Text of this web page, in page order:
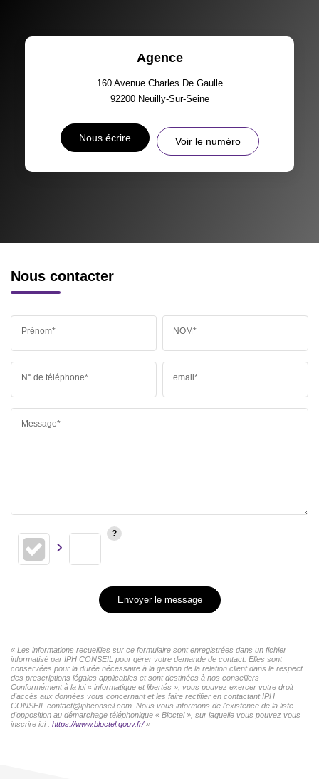
PART DES MÉNAGES SANS
VOITURE
RÉSULTATS DES LYCÉES ECOLES ET CRÈCHES
Agence
160 Avenue Charles De Gaulle
92200 Neuilly-Sur-Seine
Nous écrire Voir le numéro
Nous contacter
Prénom* NOM*
N° de téléphone* email*
Message*
Envoyer le message
« Les informations recueillies sur ce formulaire sont enregistrées dans un fichier
informatisé par IPH CONSEIL pour gérer votre demande de contact. Elles sont
conservées pour la durée nécessaire à la gestion de la relation client dans le respect
des prescriptions légales applicables et sont destinées à nos conseillers
Conformément à la loi « informatique et libertés », vous pouvez exercer votre droit
d'accès aux données vous concernant et les faire rectifier en contactant IPH
CONSEIL contact@iphconseil.com. Nous vous informons de l'existence de la liste
d'opposition au démarchage téléphonique « Bloctel », sur laquelle vous pouvez vous
inscrire ici : https://www.bloctel.gouv.fr/»